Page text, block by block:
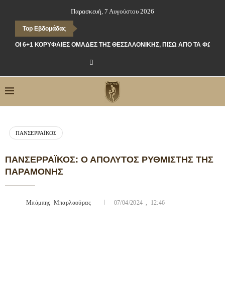
Παρασκευή, 7 Αυγούστου 2026
Top Εβδομάδας
ΟΙ 6+1 ΚΟΡΥΦΑΊΕΣ ΟΜΆΔΕΣ ΤΗΣ ΘΕΣΣΑΛΟΝΊΚΗΣ, ΠΊΣΩ ΑΠΌ ΤΑ ΦΏΤΑ
ΠΑΝΣΕΡΡΑΪΚΌΣ
ΠΑΝΣΕΡΡΑΪΚΌΣ: Ο ΑΠΌΛΥΤΟΣ ΡΥΘΜΙΣΤΉΣ ΤΗΣ
ΠΑΡΑΜΟΝΉΣ
Μπάμπης Μπαρλαούρας 07/04/2024 , 12:46